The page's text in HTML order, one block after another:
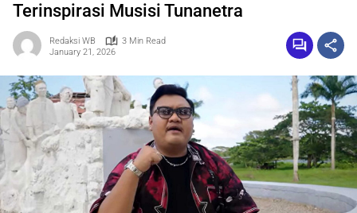
Terinspirasi Musisi Tunanetra
Redaksi WB
3 Min Read
January 21, 2026